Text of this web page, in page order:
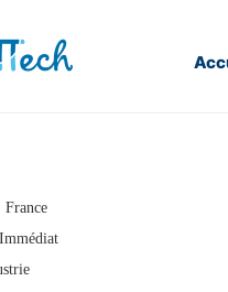
France
Immédiat